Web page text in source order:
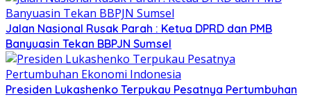
Jalan Nasional Rusak Parah : Ketua DPRD dan PMB
Banyuasin Tekan BBPJN Sumsel
Presiden Lukashenko Terpukau Pesatnya Pertumbuhan